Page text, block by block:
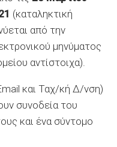
(καταληκτική
από την
μηνύματος
αντίστοιχα).
και Ταχ/κή Δ/νση)
συνοδεία του
και ένα σύντομο